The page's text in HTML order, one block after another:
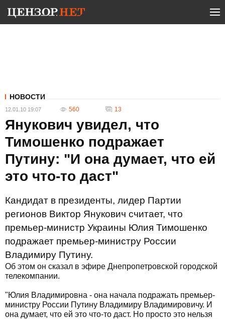
НОВОСТИ
12.01.10 19:07 560 13
Янукович увидел, что
Тимошенко подражает
Путину: "И она думает, что ей
это что-то даст"
Кандидат в президенты, лидер Партии
регионов Виктор Янукович считает, что
премьер-министр Украины Юлия Тимошенко
подражает премьер-министру России
Владимиру Путину.
Об этом он сказал в эфире Днепропетровской городской
телекомпании.
"Юлия Владимировна - она начала подражать премьер-
министру России Путину Владимиру Владимировичу. И
она думает, что ей это что-то даст. Но просто это нельзя